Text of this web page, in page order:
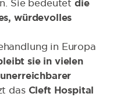
Sie bedeutet die
würdevolles
in Europa
sie in vielen
das Cleft Hospital